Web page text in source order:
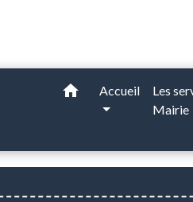
home Accueil
Les
Mairie